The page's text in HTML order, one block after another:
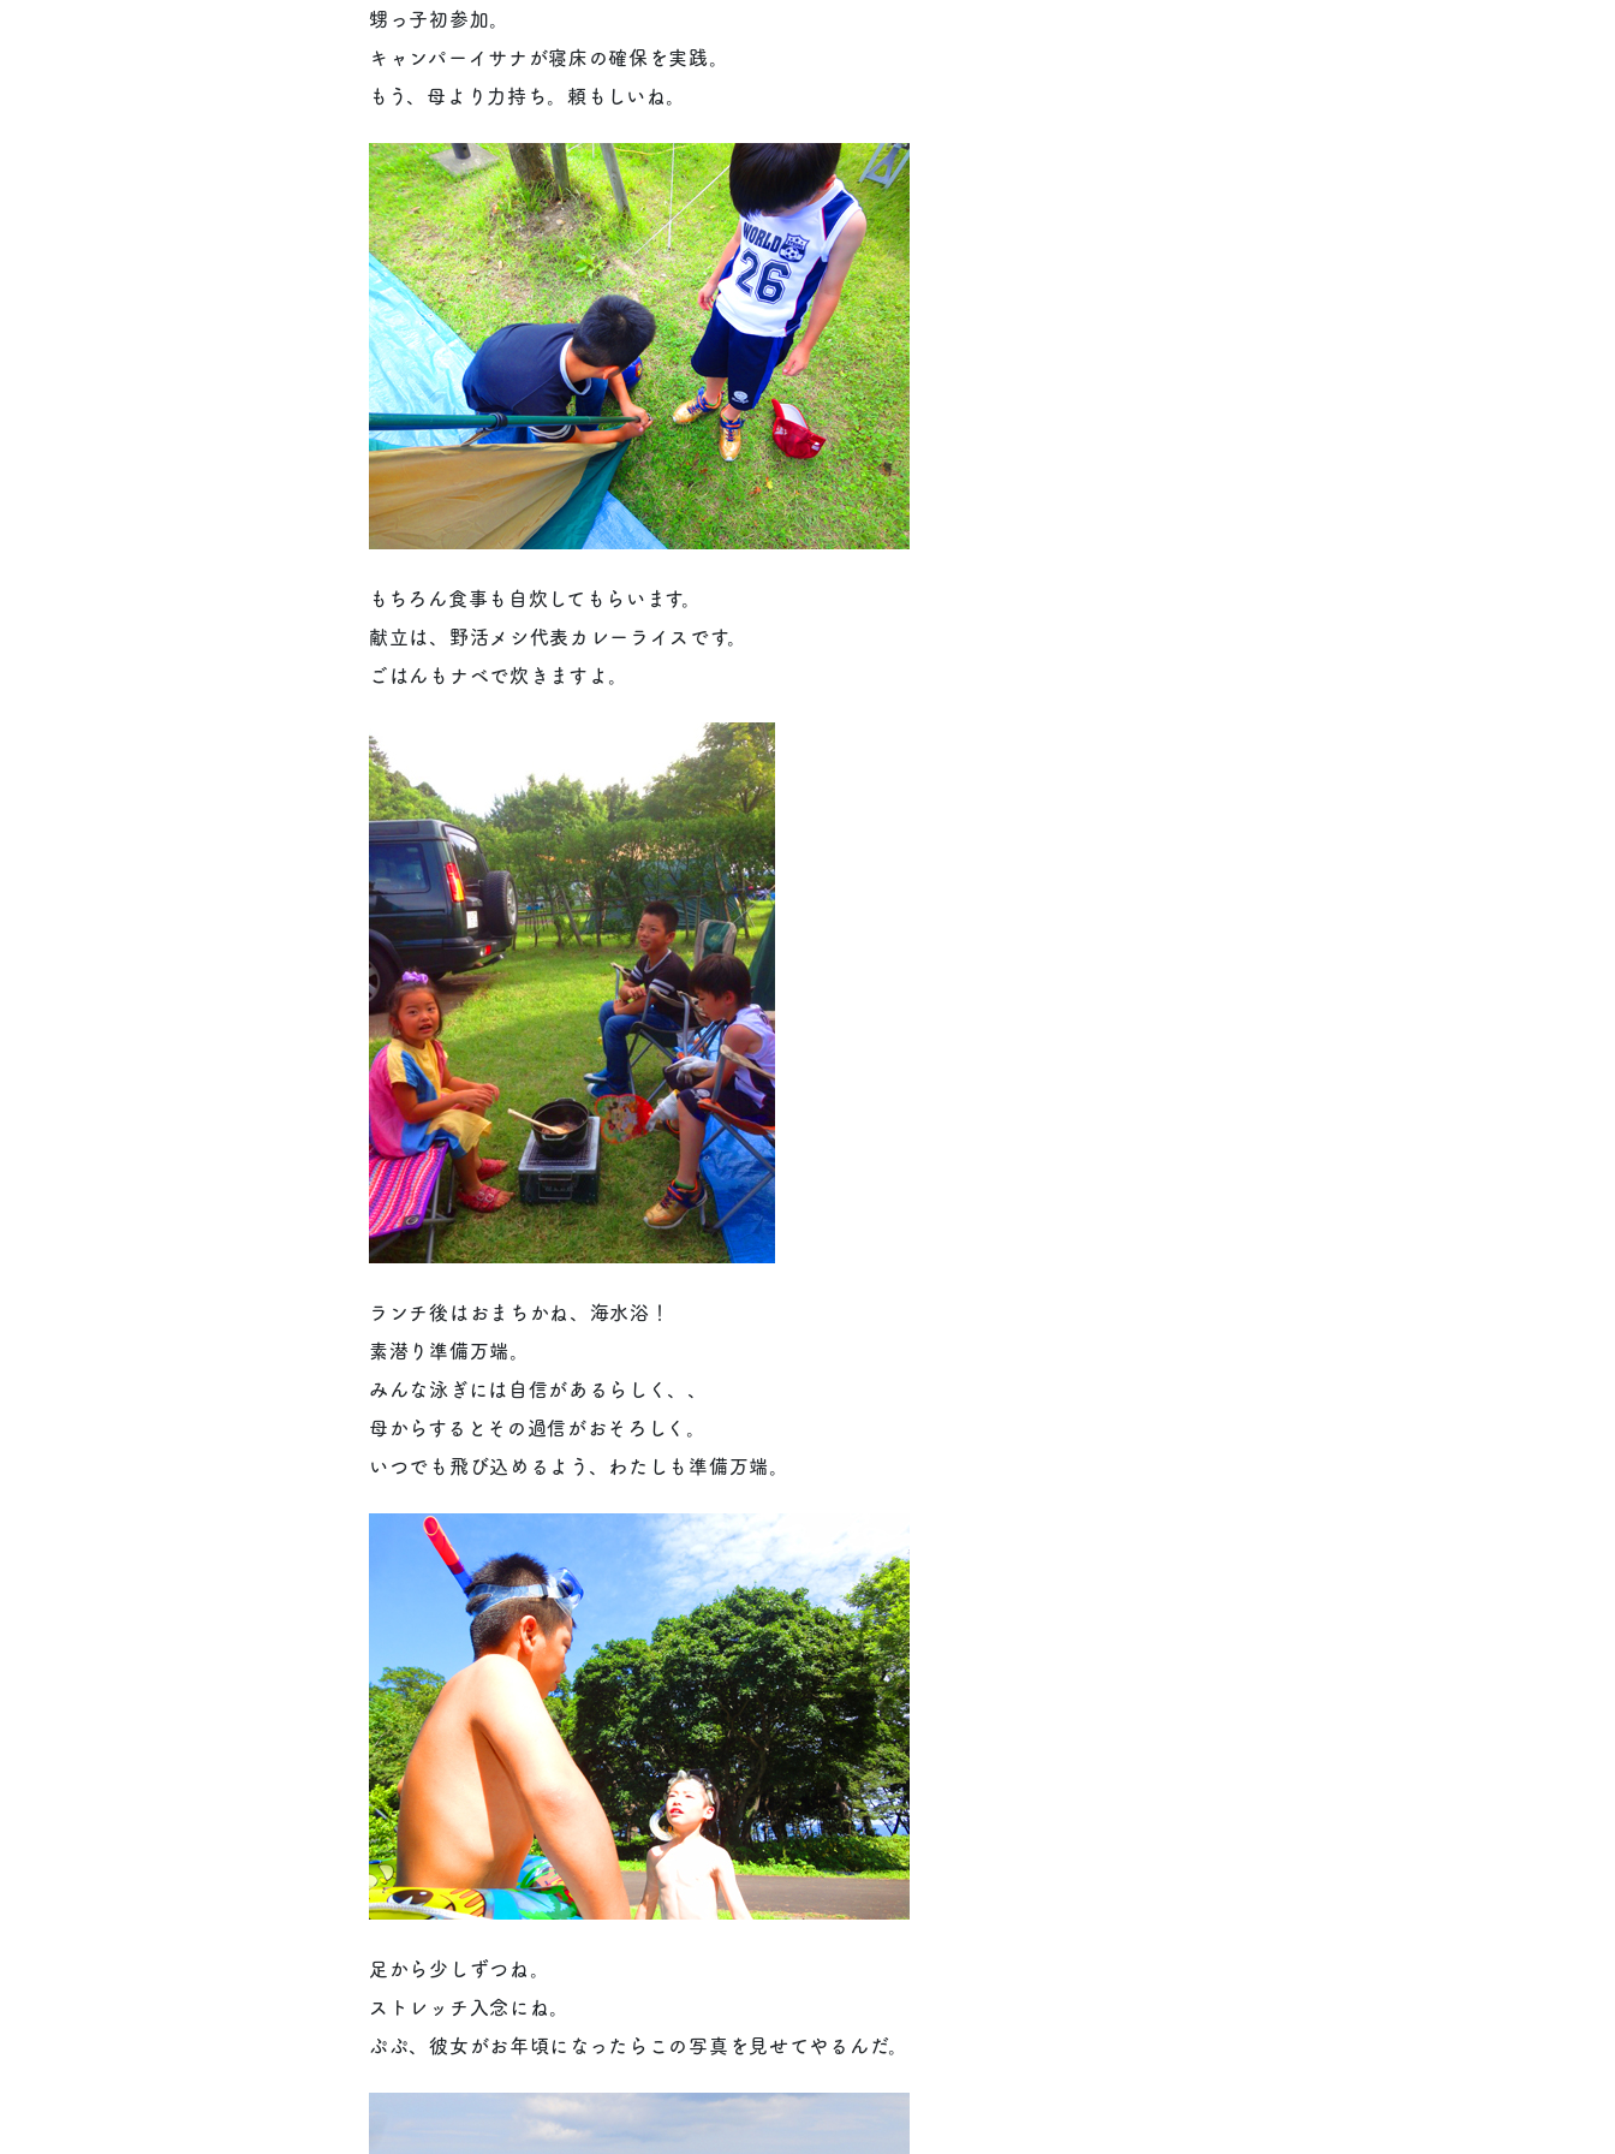
甥っ子初参加。
キャンパーイサナが寝床の確保を実践。
もう、母より力持ち。頼もしいね。
もちろん食事も自炊してもらいます。
献立は、野活メシ代表カレーライスです。
ごはんもナベで炊きますよ。
ランチ後はおまちかね、海水浴！
素潜り準備万端。
みんな泳ぎには自信があるらしく、、
母からするとその過信がおそろしく。
いつでも飛び込めるよう、わたしも準備万端。
足から少しずつね。
ストレッチ入念にね。
ぷぷ、彼女がお年頃になったらこの写真を見せてやるんだ。